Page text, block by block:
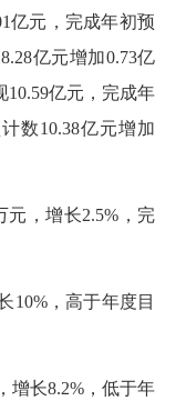
元，完成年初预
亿元增加0.73亿
10.59亿元，完成年
数10.38亿元增加
，增长2.5%，完
，高于年度目
长8.2%，低于年